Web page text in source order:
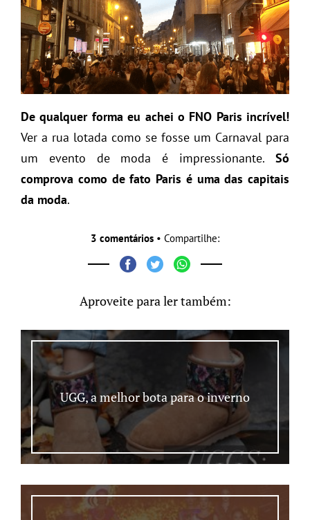
De qualquer forma eu achei o FNO Paris incrível!
Ver a rua lotada como se fosse um Carnaval para
um evento de moda é impressionante. Só
comprova como de fato Paris é uma das capitais
da moda.
3 comentários • Compartilhe:
Aproveite para ler também:
UGG, a melhor bota para o inverno